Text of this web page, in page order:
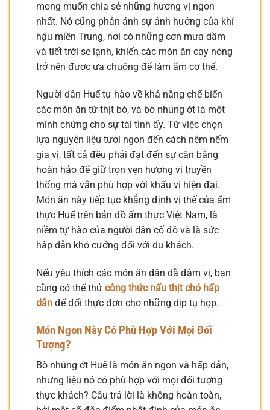
mong muốn chia sẻ những hương vị ngon
nhất. Nó cũng phản ánh sự ảnh hưởng của khí
hậu miền Trung, nơi có những cơn mưa dầm
và tiết trời se lạnh, khiến các món ăn cay nóng
trở nên được ưa chuộng để làm ấm cơ thể.
Người dân Huế tự hào về khả năng chế biến
các món ăn từ thịt bò, và bò nhúng ớt là một
minh chứng cho sự tài tình ấy. Từ việc chọn
lựa nguyên liệu tươi ngon đến cách nêm nếm
gia vị, tất cả đều phải đạt đến sự cân bằng
hoàn hảo để giữ trọn vẹn hương vị truyền
thống mà vẫn phù hợp với khẩu vị hiện đại.
Món ăn này tiếp tục khẳng định vị thế của ẩm
thực Huế trên bản đồ ẩm thực Việt Nam, là
niềm tự hào của người dân cố đô và là sức
hấp dẫn khó cưỡng đối với du khách.
Nếu yêu thích các món ăn dân dã đậm vị, bạn
cũng có thể thử công thức nấu thịt chó hấp
dẫn để đổi thực đơn cho những dịp tụ họp.
Món Ngon Này Có Phù Hợp Với Mọi Đối
Tượng?
Bò nhúng ớt Huế là món ăn ngon và hấp dẫn,
nhưng liệu nó có phù hợp với mọi đối tượng
thực khách? Câu trả lời là không hoàn toàn,